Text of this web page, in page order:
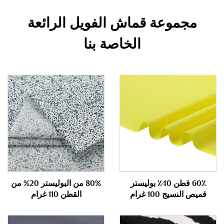
مجموعة قماش الفويل الرائعة
الخاصة بنا
60٪ قطن 40٪ بوليستر
قميص النسيج 100 غرام
80% من البوليستر 20% من
القطن 110 غرام